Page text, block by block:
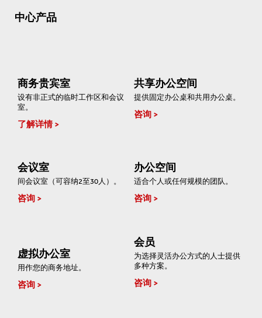
中心产品
商务贵宾室
设有非正式的临时工作区和会议
室。
了解详情
共享办公空间
提供固定办公桌和共用办公桌。
咨询
会议室
间会议室（可容纳2至30人）。
咨询
办公空间
适合个人或任何规模的团队。
咨询
虚拟办公室
用作您的商务地址。
咨询
会员
为选择灵活办公方式的人士提供
多种方案。
咨询